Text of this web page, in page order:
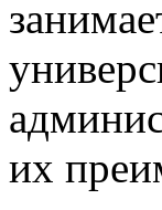
их